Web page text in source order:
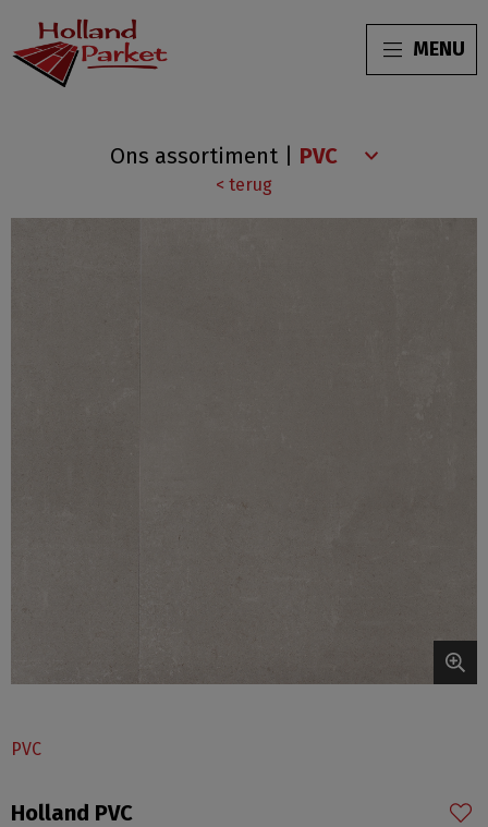
MENU
WestminsterOns assortiment
< terug
PVC
Holland PVC